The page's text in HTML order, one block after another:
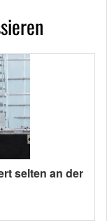
selten an der